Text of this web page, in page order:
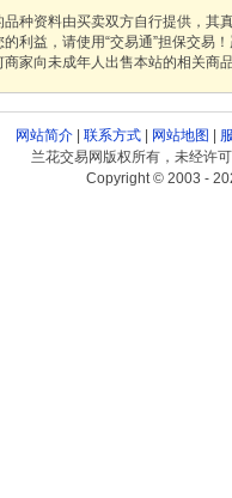
种资料由买卖双方自行提供，
利益，请使用“交易通”担保交
家向未成年人出售本站的相关商
网站简介| 联系方式| 网站地图
兰花交易网版权所有，未经许
Copyright © 2003 -